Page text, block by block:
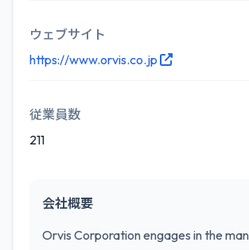
ウェブサイト
https://www.orvis.co.jp
従業員数
211
会社概要
Orvis Corporation engages in the